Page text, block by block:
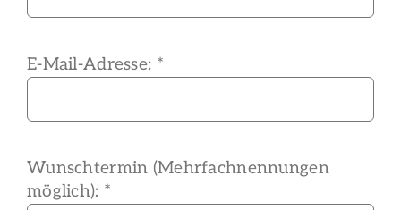
E-Mail-Adresse: *
Wunschtermin (Mehrfachnennungen
möglich): *